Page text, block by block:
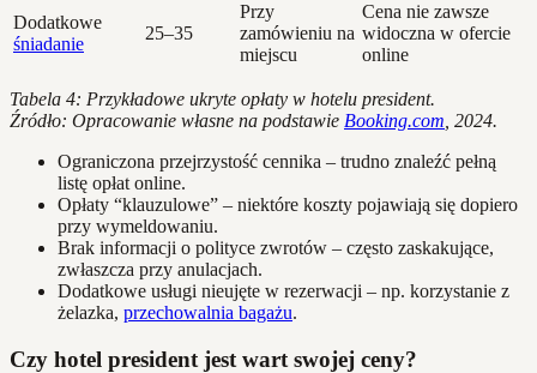
Dodatkowe
śniadanie
25–35
Przy
zamówieniu na
miejscu
Cena nie zawsze
widoczna w ofercie
online
Tabela 4: Przykładowe ukryte opłaty w hotelu president.
Źródło: Opracowanie własne na podstawie Booking.com , 2024.
Ograniczona przejrzystość cennika – trudno znaleźć pełną
listę opłat online.
Opłaty “klauzulowe” – niektóre koszty pojawiają się dopiero
przy wymeldowaniu.
Brak informacji o polityce zwrotów – często zaskakujące,
zwłaszcza przy anulacjach.
Dodatkowe usługi nieujęte w rezerwacji – np. korzystanie z
żelazka, przechowalnia bagażu.
Czy hotel president jest wart swojej ceny?